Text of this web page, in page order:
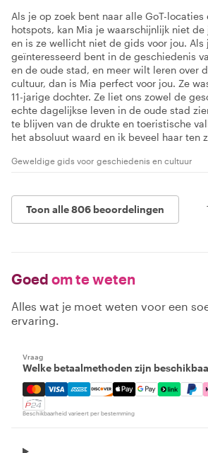
Als je op zoek bent naar alle GoT-locaties
hotspots, kan Mia je waarschijnlijk niet
en is ze wellicht niet de gids voor jou. Als
geïnteresseerd bent in de geschiedenis
en de oude stad, en meer wilt leren over
cultuur, dan is Mia perfect voor jou. Ze
11-jarige dochter. Ze liet ons zowel de
echte dagelijkse leven in de oude stad
te blijven van de drukte en toeristische
het absoluut waard en ik beveel haar ten
Geweldige gids voor geschiedenis en cultuur
Toon alle 806 beoordelingen
Goed om te weten
Alles wat je moet weten voor een
ervaring.
Vraag
Welke betaalmethoden zijn
Mastercard, Visa, Amex, Discover,
Beschikbaarheid varieert per bestemming